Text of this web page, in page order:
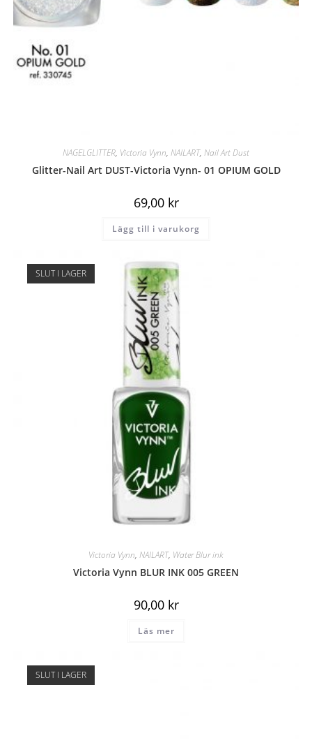
NAGELGLITTER, Victoria Vynn, NAILART, Nail Art Dust
Glitter-Nail Art DUST-Victoria Vynn- 01 OPIUM GOLD
69,00 kr
Lägg till i varukorg
SLUT I LAGER
Victoria Vynn, NAILART, Water Blur ink
Victoria Vynn BLUR INK 005 GREEN
90,00 kr
Läs mer
SLUT I LAGER